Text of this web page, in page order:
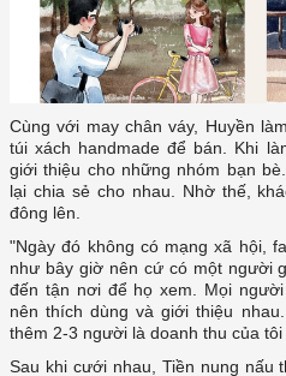
Cùng với may chân váy, Huyền
túi xách handmade để bán. Khi
giới thiệu cho những nhóm bạn
lại chia sẻ cho nhau. Nhờ thế,
như bây giờ nên cứ có một người
đến tận nơi để họ xem. Mọi người
nên thích dùng và giới thiệu